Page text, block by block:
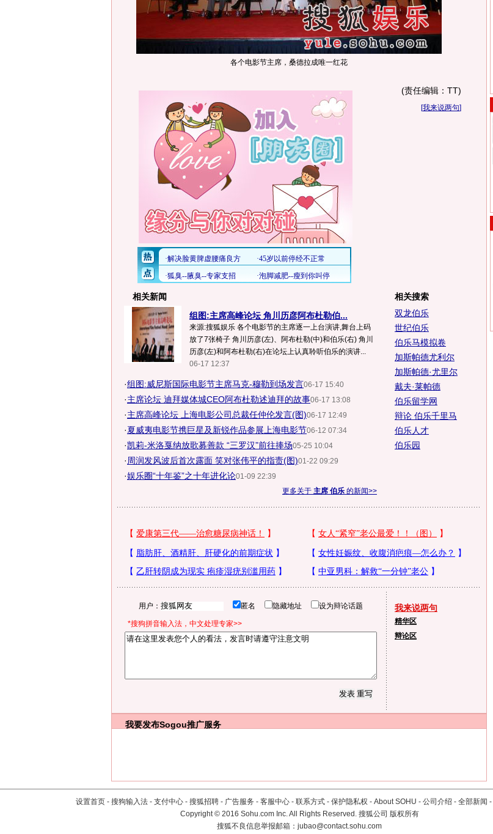
各个电影节主席，桑德拉成唯一红花
(责任编辑：TT)
[我来说两句]
相关新闻
组图:主席高峰论坛 角川历彦阿布杜勒伯...
来源:搜狐娱乐 各个电影节的主席逐一上台演讲,舞台上码
放了7张椅子 角川历彦(左)、阿布杜勒(中)和伯乐(右) 角川
历彦(左)和阿布杜勒(右)在论坛上认真聆听伯乐的演讲...
06-17 12:37
·组图:威尼斯国际电影节主席马克-穆勒到场发言06-17 15:40
·主席论坛 迪拜媒体城CEO阿布杜勒述迪拜的故事06-17 13:08
·主席高峰论坛 上海电影公司总裁任仲伦发言(图)06-17 12:49
·夏威夷电影节携巨星及新锐作品参展上海电影节06-12 07:34
·凯莉-米洛戛纳放歌募善款 “三罗汉”前往捧场05-25 10:04
· 周润发风波后首次露面 笑对张伟平的指责(图)01-22 09:29
·娱乐圈“十年鉴”之十年进化论01-09 22:39
更多关于 主席 伯乐 的新闻>>
相关搜索
双龙伯乐
世纪伯乐
伯乐马模拟卷
加斯帕德尤利尔
加斯帕德·尤里尔
戴夫·莱帕德
伯乐留学网
辩论 伯乐千里马
伯乐人才
伯乐园
用户： 匿名 隐藏地址 设为辩论话题
*搜狗拼音输入法，中文处理专家>>
我来说两句
精华区
辩论区
我要发布Sogou推广服务
设置首页 - 搜狗输入法 - 支付中心 - 搜狐招聘 - 广告服务 - 客服中心 - 联系方式 - 保护隐私权 - About SOHU - 公司介绍 - 全部新闻 -
Copyright©2016 Sohu.com Inc. All Rights Reserved. 搜狐公司 版权所有
搜狐不良信息举报邮箱： jubao@contact.sohu.com